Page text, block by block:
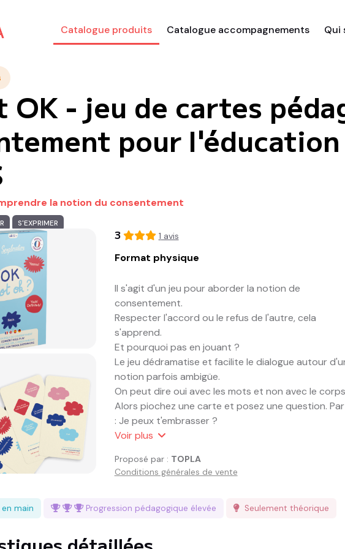
Catalogue produits Catalogue accompagnements Qui
OK - jeu de cartes
pour
la notion du consentement
S'EXPRIMER
3 1 avis
Format physique
Il s'agit d'un jeu pour aborder la notion de
consentement.
Respecter l'accord ou le refus de l'autre, cela
s'apprend.
Et pourquoi pas en jouant ?
Le jeu dédramatise et facilite le dialogue autour
notion parfois ambigüe.
On peut dire oui avec les mots et non avec le
Alors piochez une carte et posez une question.
: Je peux t'embrasser ?
Ecoutez la réponse de l'autre joueur qui choisit une
corporel. C'est OK ou pas OK ?
Si ce n'est pas clair, on discute.
Cette ressource est à destination de adolescents à
Elle peut être utilisée par des adolescents entre eux
Voir plus
Proposé par : TOPLA
Conditions générales de vente
main Progression pédagogique élevée Seulement théorique